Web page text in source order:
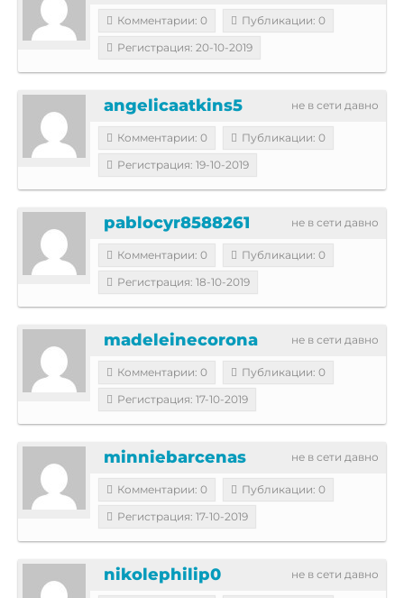
Комментарии: 0
Публикации: 0
Регистрация: 20-10-2019
не в сети давно
angelicaatkins5
Комментарии: 0
Публикации: 0
Регистрация: 19-10-2019
не в сети давно
pablocyr8588261
Комментарии: 0
Публикации: 0
Регистрация: 18-10-2019
не в сети давно
madeleinecorona
Комментарии: 0
Публикации: 0
Регистрация: 17-10-2019
не в сети давно
minniebarcenas
Комментарии: 0
Публикации: 0
Регистрация: 17-10-2019
не в сети давно
nikolephilip0